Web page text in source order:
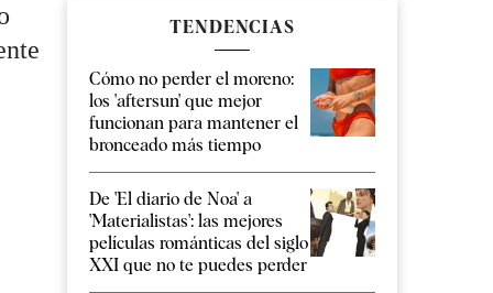
TENDENCIAS
Cómo no perder el moreno:
los 'aftersun' que mejor
funcionan para mantener el
bronceado más tiempo
De 'El diario de Noa' a
'Materialistas': las mejores
películas románticas del siglo
XXI que no te puedes perder